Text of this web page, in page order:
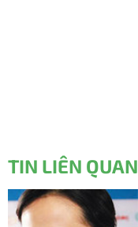
TIN LIÊN QUAN